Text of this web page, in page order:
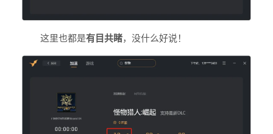
这里也都是有目共睹，没什么好说！